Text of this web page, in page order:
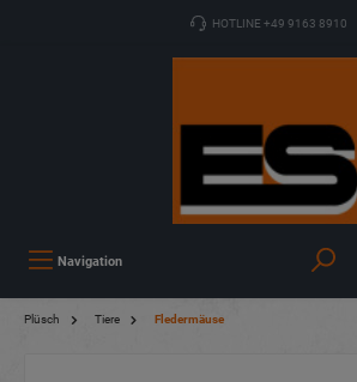
HOTLINE +49 9163 8910
Navigation
Plüsch Tiere Fledermäuse